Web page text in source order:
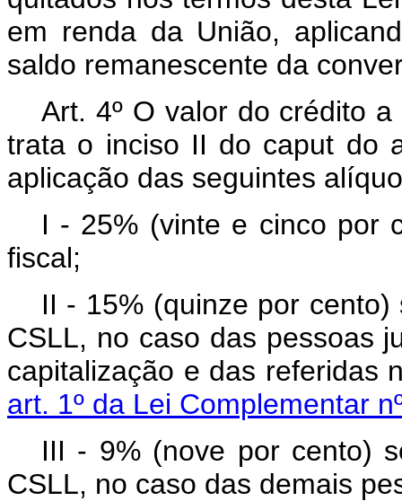
em renda da União,
saldo remanescente da
Art. 4º O valor do crédito
trata o inciso II do caput do
aplicação das seguintes
I - 25% (vinte e cinco por
fiscal;
II - 15% (quinze por
CSLL, no caso das pessoas
capitalização e das referidas
art. 1º da Lei Complementar
III - 9% (nove por cento)
CSLL, no caso das demais